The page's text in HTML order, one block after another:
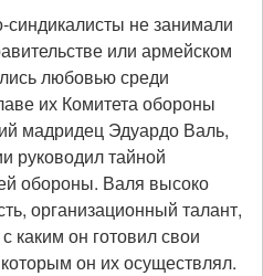
не занимали
или армейском
любовью среди
их Комитета обороны
мадридец Эдуардо Валь,
руководил тайной
обороны. Валя высоко
организационный талант,
каким он готовил свои
он их осуществлял.